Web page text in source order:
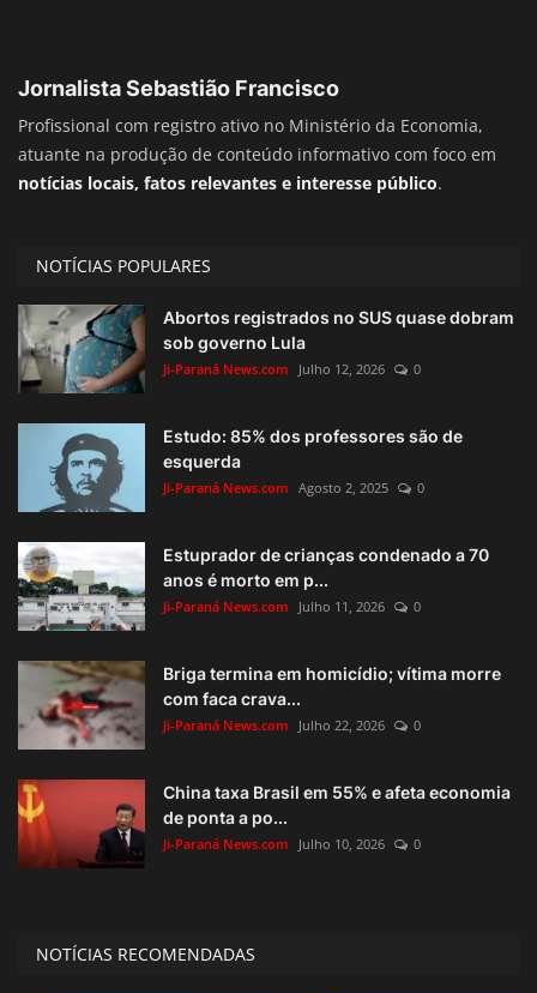
Jornalista Sebastião Francisco
Profissional com registro ativo no Ministério da Economia,
atuante na produção de conteúdo informativo com foco em
notícias locais, fatos relevantes e interesse público.
NOTÍCIAS POPULARES
Abortos registrados no SUS quase dobram
sob governo Lula
Ji-Paraná News.com Julho 12, 2026 0
Estudo: 85% dos professores são de
esquerda
Ji-Paraná News.com Agosto 2, 2025 0
Estuprador de crianças condenado a 70
anos é morto em p...
Ji-Paraná News.com Julho 11, 2026 0
Briga termina em homicídio; vítima morre
com faca crava...
Ji-Paraná News.com Julho 22, 2026 0
China taxa Brasil em 55% e afeta economia
de ponta a po...
Ji-Paraná News.com Julho 10, 2026 0
NOTÍCIAS RECOMENDADAS